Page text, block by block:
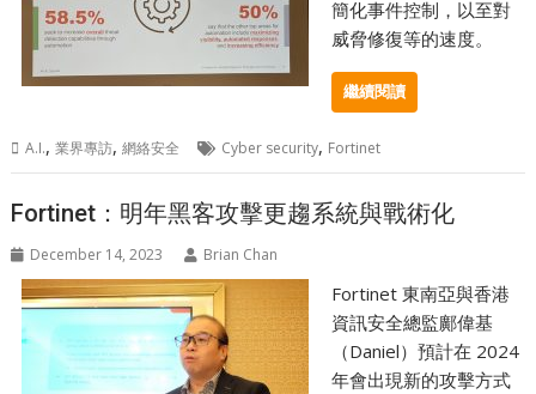
簡化事件控制，以至對
威脅修復等的速度。
繼續閱讀
A.I.,業界專訪,網絡安全 Cyber security, Fortinet
Fortinet：明年黑客攻擊更趨系統與戰術化
December 14, 2023 Brian Chan
Fortinet 東南亞與香港
資訊安全總監鄺偉基
（Daniel）預計在 2024
年會出現新的攻擊方式